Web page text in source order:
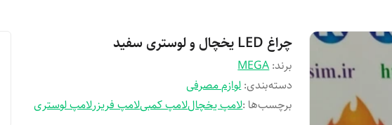
چراغ LED یخچال و لوستری سفید
برند:MEGA
دسته‌بندی:لوازم مصرفی
برچسب‌ها :لامپ یخچاللامپ کمبیلامپ فریزرلامپ لوستری